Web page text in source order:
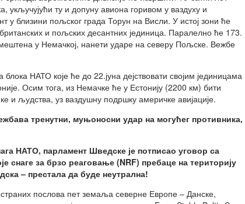
укључујући ту и допуну авиона горивом у ваздуху и
у близини пољског града Торун на Висли. У истој зони ће
и пољских десантних јединица. Паралелно ће 173.
у Немачкој, нанети ударе на северу Пољске. Вежбе
НАТО које ће до 22.јуна дејствовати својим јединицама
Осим тога, из Немачке ће у Естонију (2200 км) бити
и људства, уз ваздушну подршку америчке авијације.
тренутни, муњоносни удар на могућег противника,
НАТО, парламент Шведске је потписао уговор са
снаге за брзо реаговање (NRF) пребаце на територију
– престала да буде неутрална!
послова пет земаља северне Европе – Данске,